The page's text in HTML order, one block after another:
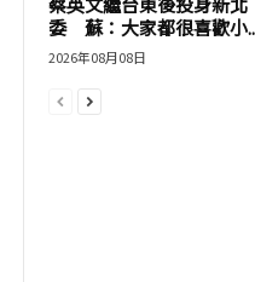
委 蘇：大家都很喜歡小
2026年08月08日